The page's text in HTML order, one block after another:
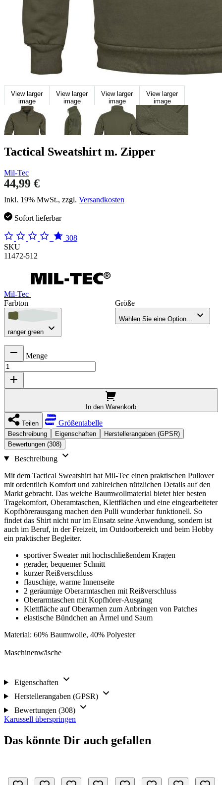
View larger
image
View larger
image
View larger
image
View larger
image
Tactical Sweatshirt m. Zipper
Mil-Tec
44,99 €
Inkl. 19% MwSt., zzgl. Versandkosten
Sofort lieferbar
308
SKU
11472-512
Mil-Tec
Farbton
ranger green
Größe
Wählen Sie eine Option...
Menge
In den Warenkorb
Teilen Größentabelle
Beschreibung Eigenschaften
Herstellerangaben (GPSR)
Bewertungen (308)
Beschreibung
Mit dem Tactical Sweatshirt hat Mil-Tec einen praktischen Pullover
mit ordentlich Komfort und zahlreichen nützlichen Details auf den
Markt gebracht. Das weiche Baumwollmaterial bietet hier besten
Tragekomfort, Oberamtaschen, Klettflächen und eine eingearbeiteter
Kopfhörerausgang machen den Pulli wunderbar funktionell. So
findet das Shirt nicht nur im Einsatz seine Anwendung, sondern ist
auch im Beruf, in der Freizeit, im Outdoorbereich und beim Hobby
ein praktischer Begleiter.
sportiver Sweater mit hochschließendem Kragen
gerader, bequemer Schnitt
kurzer Reißverschluss
flauschige, warme Innenseite
2 geräumige Oberarmtaschen mit Reißverschluss
Oberarmtaschen mit Kopfhörer-Ausgang
Klettfläche auf Oberarmen zum Anbringen von Patches
elastische Bündchen an Ärmel und Saum
Material: 60% Baumwolle, 40% Polyester
Maschinenwäsche
Eigenschaften
Herstellerangaben (GPSR)
Bewertungen (308)
Karussell überspringen
Das könnte Dir auch gefallen